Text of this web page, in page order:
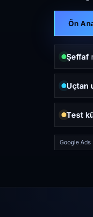
Ön
Şeffaf
Uçtan
Test
Google Ads